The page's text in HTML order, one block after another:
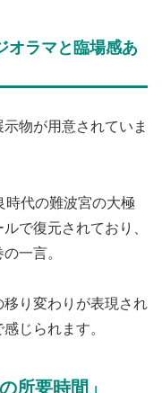
オラマと臨場感あ
物が用意されていま
代の難波宮の大極
で復元されており、
一言。
り変わりが表現され
じられます。
所要時間」